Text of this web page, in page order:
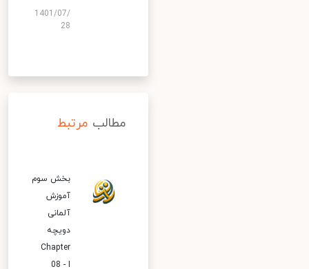
1401/07/
28
مطالب مرتبط
بخش سوم
آموزش
آلمانی
دویچه
Chapter
08 - I